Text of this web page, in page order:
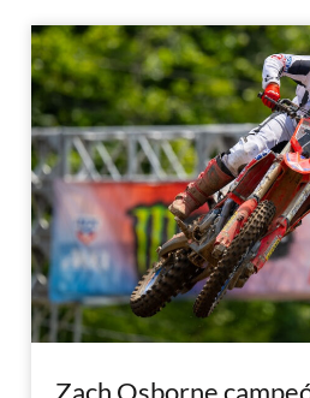
Zach Osborne